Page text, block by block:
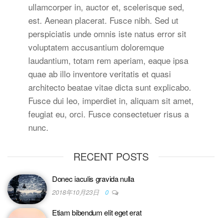
ullamcorper in, auctor et, scelerisque sed,
est. Aenean placerat. Fusce nibh. Sed ut
perspiciatis unde omnis iste natus error sit
voluptatem accusantium doloremque
laudantium, totam rem aperiam, eaque ipsa
quae ab illo inventore veritatis et quasi
architecto beatae vitae dicta sunt explicabo.
Fusce dui leo, imperdiet in, aliquam sit amet,
feugiat eu, orci. Fusce consectetuer risus a
nunc.
RECENT POSTS
Donec iaculis gravida nulla
2018年10月23日 0
Etiam bibendum elit eget erat